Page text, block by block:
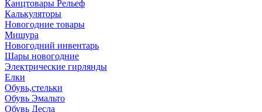
Канцтовары Рельеф
Калькуляторы
Новогодние товары
Мишура
Новогодний инвентарь
Шары новогодние
Электрические гирлянды
Елки
Обувь,стельки
Обувь Эмальто
Обувь Десла